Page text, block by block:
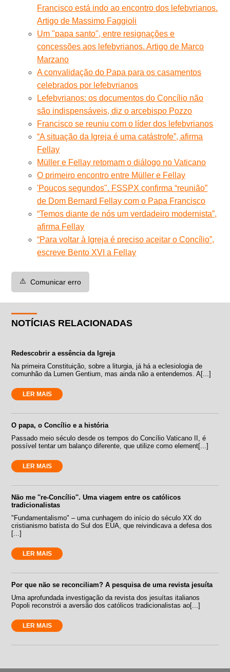
Francisco está indo ao encontro dos lefebvrianos.
Artigo de Massimo Faggioli
Um "papa santo", entre resignações e
concessões aos lefebvrianos. Artigo de Marco
Marzano
A convalidação do Papa para os casamentos
celebrados por lefebvrianos
Lefebvrianos: os documentos do Concílio não
são indispensáveis, diz o arcebispo Pozzo
Francisco se reuniu com o líder dos lefebvrianos
“A situação da Igreja é uma catástrofe”, afirma
Fellay
Müller e Fellay retomam o diálogo no Vaticano
O primeiro encontro entre Müller e Fellay
'Poucos segundos". FSSPX confirma “reunião”
de Dom Bernard Fellay com o Papa Francisco
“Temos diante de nós um verdadeiro modernista”,
afirma Fellay
“Para voltar à Igreja é preciso aceitar o Concílio”,
escreve Bento XVI a Fellay
⚠️ Comunicar erro
NOTÍCIAS RELACIONADAS
Redescobrir a essência da Igreja
Na primeira Constituição, sobre a liturgia, já há a eclesiologia de
comunhão da Lumen Gentium, mas ainda não a entendemos. A[...]
LER MAIS
O papa, o Concílio e a história
Passado meio século desde os tempos do Concílio Vaticano II, é
possível tentar um balanço diferente, que utilize como element[...]
LER MAIS
Não me ''re-Concílio''. Uma viagem entre os católicos
tradicionalistas
"Fundamentalismo" – uma cunhagem do início do século XX do
cristianismo batista do Sul dos EUA, que reivindicava a defesa dos
[...]
LER MAIS
Por que não se reconciliam? A pesquisa de uma revista jesuíta
Uma aprofundada investigação da revista dos jesuítas italianos
Popoli reconstrói a aversão dos católicos tradicionalistas ao[...]
LER MAIS